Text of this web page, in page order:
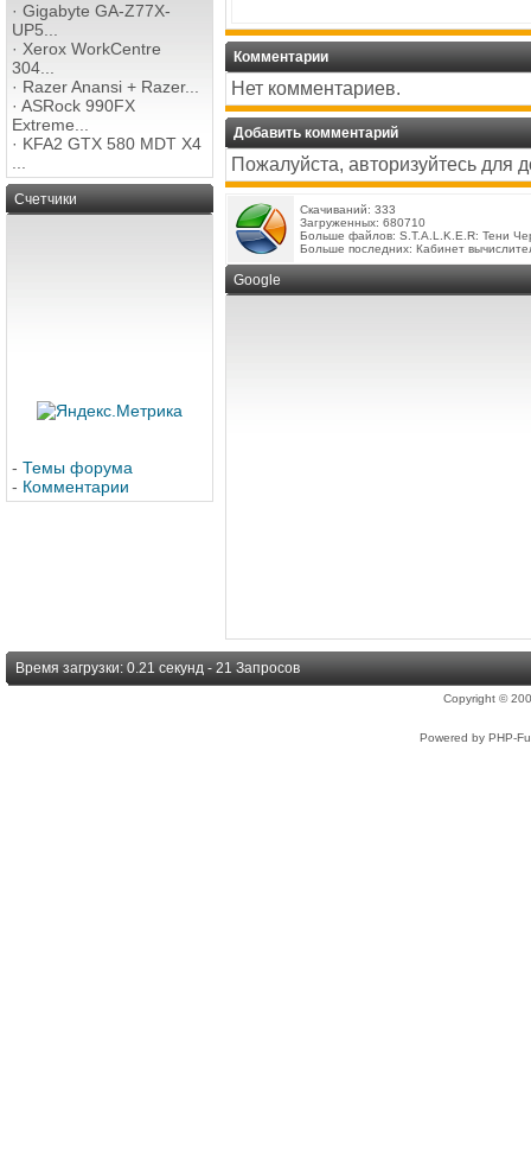
· Gigabyte GA-Z77X-
UP5...
· Xerox WorkCentre
304...
· Razer Anansi + Razer...
· ASRock 990FX
Extreme...
· KFA2 GTX 580 MDT X4
Счетчики
- Темы форума
- Комментарии
Комментарии
Нет комментариев.
Добавить комментарий
Пожалуйста, авторизуйтесь для
Скачиваний: 333
Загруженных: 680710
Больше файлов: S.T.A.L.K.E.R: Тени
Больше последних: Кабинет
Google
Время загрузки: 0.21 секунд - 21 Запросов
Copyright ©
Powered by PHP-